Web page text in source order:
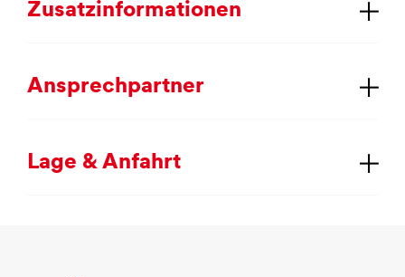
Zu­satz­in­for­ma­tio­nen
An­sprech­part­ner
La­ge & An­fahrt